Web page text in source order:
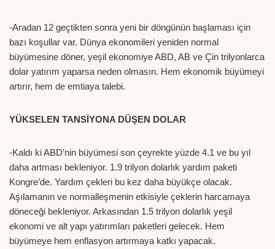
-Aradan 12 geçtikten sonra yeni bir döngünün başlaması için
bazı koşullar var. Dünya ekonomileri yeniden normal
büyümesine döner, yeşil ekonomiye ABD, AB ve Çin trilyonlarca
dolar yatırım yaparsa neden olmasın. Hem ekonomik büyümeyi
artırır, hem de emtiaya talebi.
YÜKSELEN TANSİYONA DÜŞEN DOLAR
-Kaldı ki ABD’nin büyümesi son çeyrekte yüzde 4.1 ve bu yıl
daha artması bekleniyor. 1.9 trilyon dolarlık yardım paketi
Kongre’de. Yardım çekleri bu kez daha büyükçe olacak.
Aşılamanın ve normalleşmenin etkisiyle çeklerin harcamaya
döneceği bekleniyor. Arkasından 1.5 trilyon dolarlık yeşil
ekonomi ve alt yapı yatırımları paketleri gelecek. Hem
büyümeye hem enflasyon artırmaya katkı yapacak.